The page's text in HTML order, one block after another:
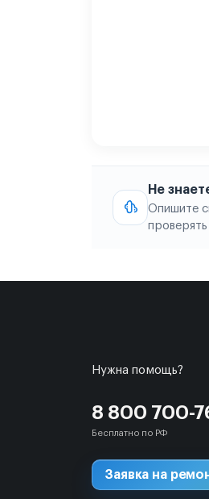
Не
Опишите
Нужна помощь?
8 800 700-
Бесплатно по РФ
Заявка на